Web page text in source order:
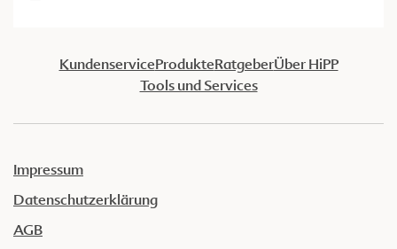
KundenserviceProdukteRatgeberÜber HiPP
Tools und Services
Impressum
Datenschutzerklärung
AGB